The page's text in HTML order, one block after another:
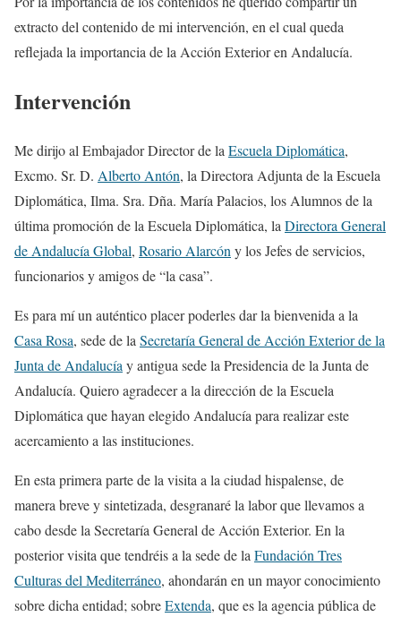
extracto del contenido de mi intervención, en el cual queda
reflejada la importancia de la Acción Exterior en Andalucía.
Intervención
Me dirijo al Embajador Director de la Escuela Diplomática,
Excmo. Sr. D. Alberto Antón, la Directora Adjunta de la Escuela
Diplomática, Ilma. Sra. Dña. María Palacios, los Alumnos de la
última promoción de la Escuela Diplomática, la Directora General
de Andalucía Global, Rosario Alarcón y los Jefes de servicios,
funcionarios y amigos de “la casa”.
Es para mí un auténtico placer poderles dar la bienvenida a la
Casa Rosa, sede de la Secretaría General de Acción Exterior de la
Junta de Andalucía y antigua sede la Presidencia de la Junta de
Andalucía. Quiero agradecer a la dirección de la Escuela
Diplomática que hayan elegido Andalucía para realizar este
acercamiento a las instituciones.
En esta primera parte de la visita a la ciudad hispalense, de
manera breve y sintetizada, desgranaré la labor que llevamos a
cabo desde la Secretaría General de Acción Exterior. En la
posterior visita que tendréis a la sede de la Fundación Tres
Culturas del Mediterráneo, ahondarán en un mayor conocimiento
sobre dicha entidad; sobreExtenda, que es la agencia pública de